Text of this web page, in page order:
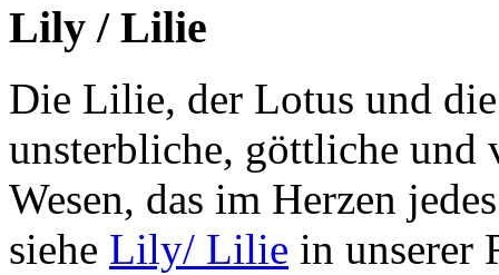
Lily / Lilie
Die Lilie, der Lotus und
unsterbliche, göttliche und
Wesen, das im Herzen
siehe Lily/ Lilie in unserer